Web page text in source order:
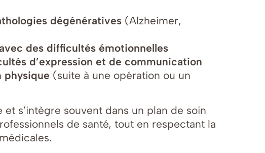
dégénératives (Alzheimer,
des difficultés émotionnelles
d’expression et de communication
physique (suite à une opération ou un
s’intègre souvent dans un plan de soin
de santé, tout en respectant la